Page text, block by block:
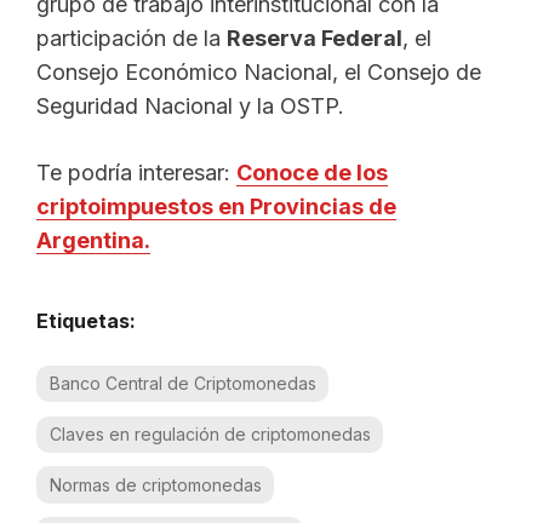
participación de la Reserva Federal, el
Consejo Económico Nacional, el Consejo de
Seguridad Nacional y la OSTP.
Te podría interesar: Conoce de los
criptoimpuestos en Provincias de
Argentina.
Etiquetas:
Banco Central de Criptomonedas
Claves en regulación de criptomonedas
Normas de criptomonedas